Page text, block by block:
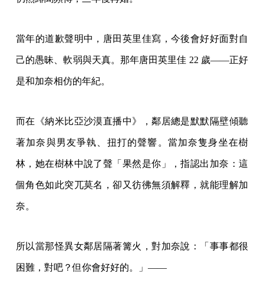
當年的道歉聲明中，唐田英里佳寫，今後會好好面對自
己的愚昧、軟弱與天真。那年唐田英里佳 22 歲——正好
是和加奈相仿的年紀。
而在《納米比亞沙漠直播中》，鄰居總是默默隔壁傾聽
著加奈與男友爭執、扭打的聲響。當加奈隻身坐在樹
林，她在樹林中說了聲「果然是你」，指認出加奈：這
個角色如此突兀莫名，卻又彷彿無須解釋，就能理解加
奈。
所以當那怪異女鄰居隔著篝火，對加奈說：「事事都很
困難，對吧？但你會好好的。」——